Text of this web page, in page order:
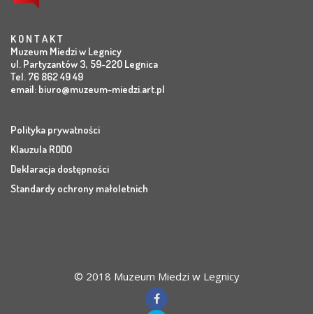
K O N T A K T
Muzeum Miedzi w Legnicy
ul. Partyzantów 3, 59-220 Legnica
Tel. 76 862 49 49
email: biuro@muzeum-miedzi.art.pl
Polityka prywatności
Klauzula RODO
Deklaracja dostępności
Standardy ochrony małoletnich
© 2018 Muzeum Miedzi w Legnicy